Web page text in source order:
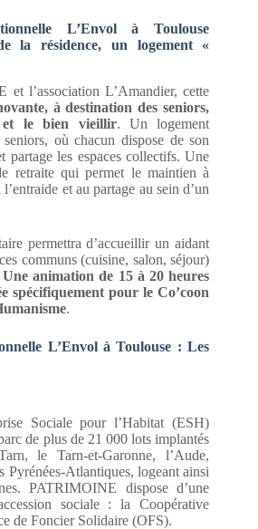
L’Envol à Toulouse
la résidence, un logement «
l’association L’Amandier, cette
à destination des seniors,
et le bien vieillir. Un logement
où chacun dispose de son
partage les espaces collectifs. Une
retraite qui permet le maintien à
et au partage au sein d’un
permettra d’accueillir un aidant
communs (cuisine, salon, séjour)
Une animation de 15 à 20 heures
spécifiquement pour le Co’coon
.
L’Envol à Toulouse : Les
Sociale pour l’Habitat (ESH)
de plus de 21 000 lots implantés
le Tarn-et-Garonne, l’Aude,
Pyrénées-Atlantiques, logeant ainsi
PATRIMOINE dispose d’une
sociale : la Coopérative
de Foncier Solidaire (OFS).